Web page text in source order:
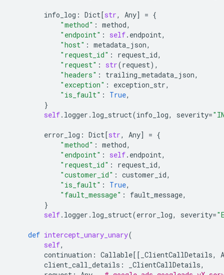
info_log : Dict[str, Any] = {
"method" : method,
"endpoint" : self. endpoint,
"host" : metadata_json,
"request_id" : request_id,
"request" : str(request),
"headers" : trailing_metadata_json,
"exception" : exception_str,
"is_fault" : True,
}
self. logger . log_struct(info_log, severity=
error_log : Dict[str, Any] = {
"method" : method,
"endpoint" : self. endpoint,
"request_id" : request_id,
"customer_id" : customer_id,
"is_fault" : True,
"fault_message" : fault_message,
}
self. logger . log_struct(error_log, severity=
def intercept_unary_unary(
self,
continuation : Callable[[ _ClientCallDetails,
client_call_details : _ClientCallDetails,